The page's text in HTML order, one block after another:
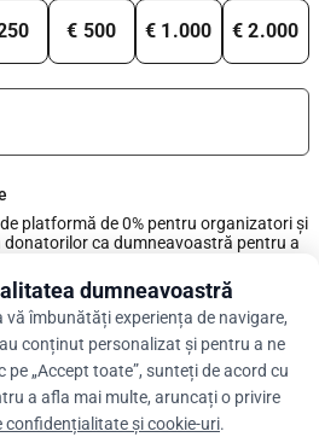
€ 500 € 1.000 € 2.000
platformă de 0% pentru organizatori și
donatorilor ca dumneavoastră pentru a
un bacșiș personalizat mai jos.
dumneavoastră
vă îmbunătăți experiența de navigare,
conținut personalizat și pentru a ne
„Accept toate”, sunteți de acord cu
a afla mai multe, aruncați o privire
confidențialitate și cookie-uri.